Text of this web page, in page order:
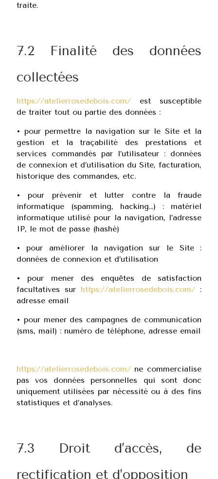
traite.
7.2 Finalité des données
collectées
https://atelierrosedebois.com/est susceptible
de traiter tout ou partie des données :
• pour permettre la navigation sur le Site et la
gestion et la traçabilité des prestations et
services commandés par l’utilisateur : données
de connexion et d’utilisation du Site, facturation,
historique des commandes, etc.
• pour prévenir et lutter contre la fraude
informatique (spamming, hacking…) : matériel
informatique utilisé pour la navigation, l’adresse
IP, le mot de passe (hashé)
• pour améliorer la navigation sur le Site :
données de connexion et d’utilisation
• pour mener des enquêtes de satisfaction
facultatives sur https://atelierrosedebois.com/ :
adresse email
• pour mener des campagnes de communication
(sms, mail) : numéro de téléphone, adresse email
https://atelierrosedebois.com/ne commercialise
pas vos données personnelles qui sont donc
uniquement utilisées par nécessité ou à des fins
statistiques et d’analyses.
7.3 Droit d’accès, de
rectification et d’opposition